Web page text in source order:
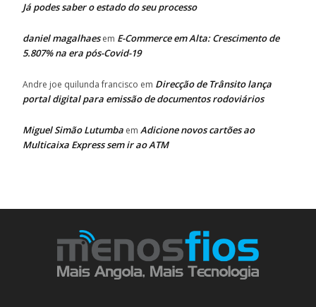
Já podes saber o estado do seu processo
daniel magalhaesem E-Commerce em Alta: Crescimento de
5.807% na era pós-Covid-19
Andre joe quilunda francisco em Direcção de Trânsito lança
portal digital para emissão de documentos rodoviários
Miguel Simão Lutumba em Adicione novos cartões ao
Multicaixa Express sem ir ao ATM